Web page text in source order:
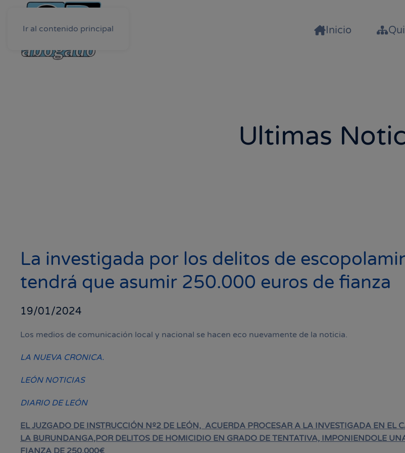
Ir al contenido principal Inicio
Ultimas
La investigada por los delitos de
tendrá que asumir 250.000 euros de fianza
19/01/2024
Los medios de comunicación local y nacional se hacen eco nuevamente de la noticia.
LA NUEVA CRONICA.
LEÓN NOTICIAS
DIARIO DE LEÓN
EL JUZGADO DE INSTRUCCIÓN Nº2 DE LEÓN, ACUERDA PROCESAR A LA INVESTIGADA EN EL
LA BURUNDANGA,POR DELITOS DE HOMICIDIO EN GRADO DE TENTATIVA, IMPONIENDOLE
FIANZA DE 250.000€